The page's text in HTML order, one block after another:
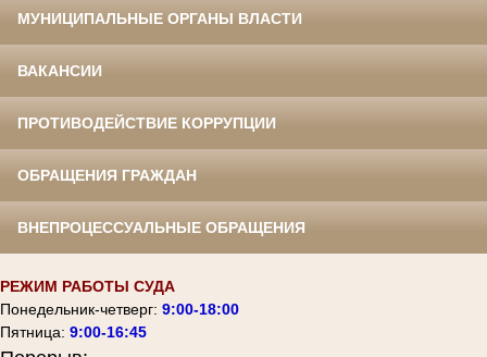
МУНИЦИПАЛЬНЫЕ ОРГАНЫ ВЛАСТИ
ВАКАНСИИ
ПРОТИВОДЕЙСТВИЕ КОРРУПЦИИ
ОБРАЩЕНИЯ ГРАЖДАН
ВНЕПРОЦЕССУАЛЬНЫЕ ОБРАЩЕНИЯ
РЕЖИМ РАБОТЫ СУДА
Понедельник-четверг: 9:00-18:00
Пятница: 9:00-16:45